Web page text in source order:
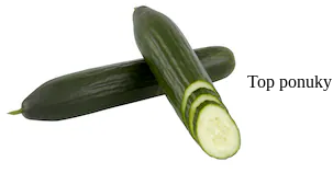
Top ponuky